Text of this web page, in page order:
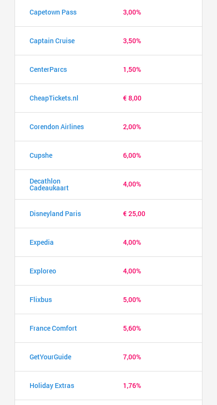
Capetown Pass 3,00%
Captain Cruise 3,50%
CenterParcs 1,50%
CheapTickets.nl € 8,00
Corendon Airlines 2,00%
Cupshe 6,00%
Decathlon
Cadeaukaart 4,00%
Disneyland Paris € 25,00
Expedia 4,00%
Exploreo 4,00%
Flixbus 5,00%
France Comfort 5,60%
GetYourGuide 7,00%
Holiday Extras 1,76%